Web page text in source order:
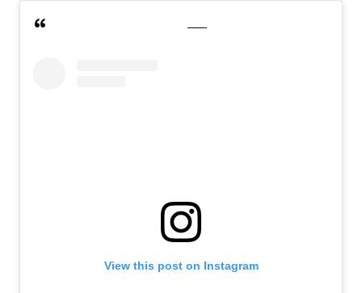
View this post on Instagram